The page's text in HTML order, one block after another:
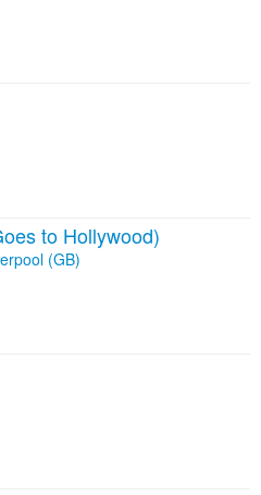
to Hollywood)
(GB)